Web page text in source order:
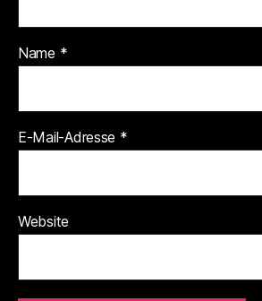
Name *
E-Mail-Adresse *
Website